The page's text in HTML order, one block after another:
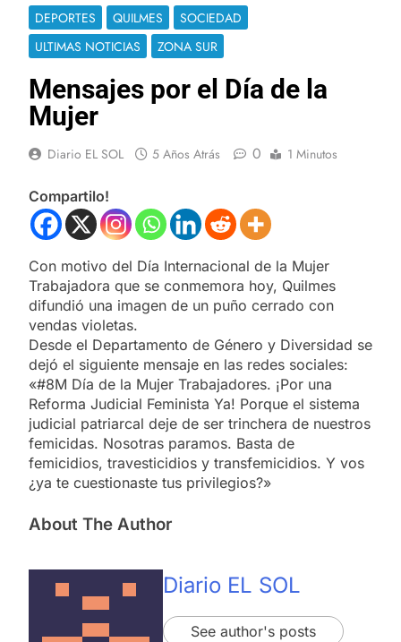
DEPORTES QUILMES
SOCIEDAD
ULTIMAS NOTICIAS
ZONA SUR
Mensajes por el Día de la
Mujer
Diario EL SOL 5 Años Atrás 0 1 Minutos
Compartilo!
Con motivo del Día Internacional de la Mujer
Trabajadora que se conmemora hoy, Quilmes
difundió una imagen de un puño cerrado con
vendas violetas.
Desde el Departamento de Género y Diversidad se
dejó el siguiente mensaje en las redes sociales:
«#8M Día de la Mujer Trabajadores. ¡Por una
Reforma Judicial Feminista Ya! Porque el sistema
judicial patriarcal deje de ser trinchera de nuestros
femicidas. Nosotras paramos. Basta de
femicidios, travesticidios y transfemicidios. Y vos
¿ya te cuestionaste tus privilegios?»
About The Author
Diario EL SOL
See author's posts